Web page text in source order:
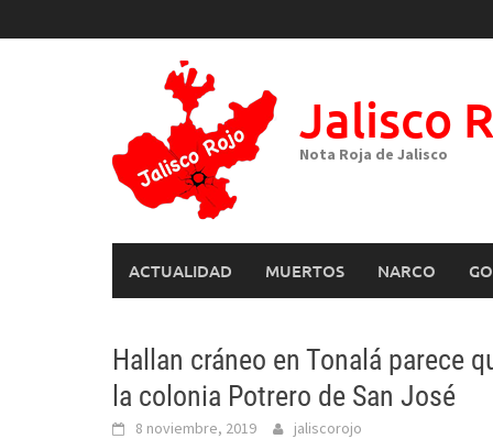
to
Jalisco
Nota Roja de Jalisco
ACTUALIDAD MUERTOS NARCO
Hallan cráneo en Tonalá parece
la colonia Potrero de San José
8 noviembre, 2019 jaliscorojo